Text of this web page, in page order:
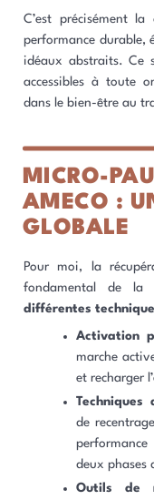
C’est précisément
performance durable,
idéaux abstraits. Ce
accessibles à toute
dans le bien-être au
MICRO-
AMECO :
GLOBALE
Pour moi, la
fondamental de la
différentes
Activation
marche
et recharger
Techniques
de
deux phases
Outils de